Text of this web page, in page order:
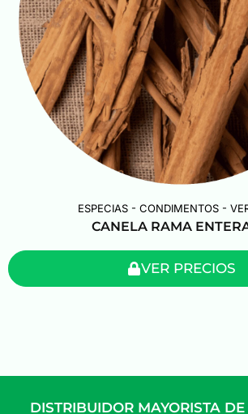
ESPECIAS - CONDIMENTOS -
CANELA RAMA
VER PRECIOS
DISTRIBUIDOR MAYORISTA